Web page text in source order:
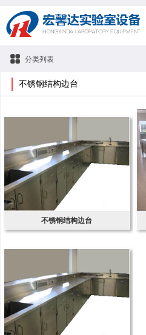
分类列表
不锈钢结构边台
不锈钢结构边台